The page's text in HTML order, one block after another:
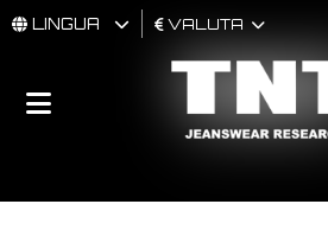
UOMO
BRAND
LINGUA VALUTA